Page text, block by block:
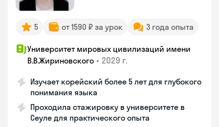
5 от 1590 ₽ за урок 3 года опыта
Университет мировых цивилизаций имени
В.В.Жириновского • 2029 г.
Изучает корейский более 5 лет для глубокого
понимания языка
Проходила стажировку в университете в
Сеуле для практического опыта